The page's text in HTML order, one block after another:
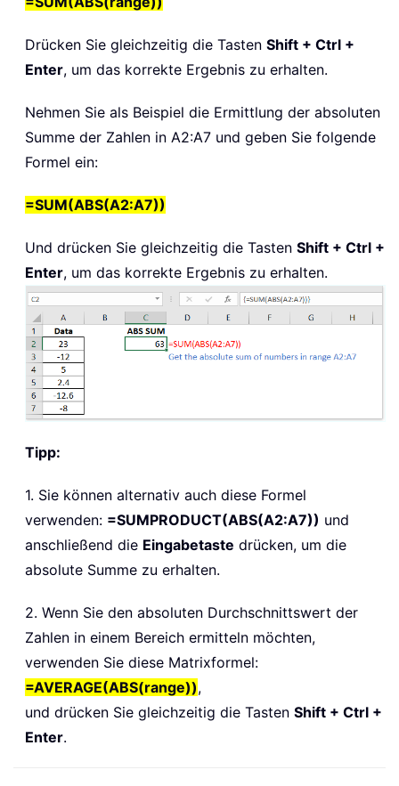
Drücken Sie gleichzeitig die Tasten Shift + Ctrl +
Enter, um das korrekte Ergebnis zu erhalten.
Nehmen Sie als Beispiel die Ermittlung der absoluten
Summe der Zahlen in A2:A7 und geben Sie folgende
Formel ein:
=SUM(ABS(A2:A7))
Und drücken Sie gleichzeitig die Tasten Shift + Ctrl +
Enter, um das korrekte Ergebnis zu erhalten.
Tipp:
1. Sie können alternativ auch diese Formel
verwenden: =SUMPRODUCT(ABS(A2:A7)) und
anschließend die Eingabetaste drücken, um die
absolute Summe zu erhalten.
2. Wenn Sie den absoluten Durchschnittswert der
Zahlen in einem Bereich ermitteln möchten,
verwenden Sie diese Matrixformel:
=AVERAGE(ABS(range)),
und drücken Sie gleichzeitig die Tasten Shift + Ctrl +
Enter.